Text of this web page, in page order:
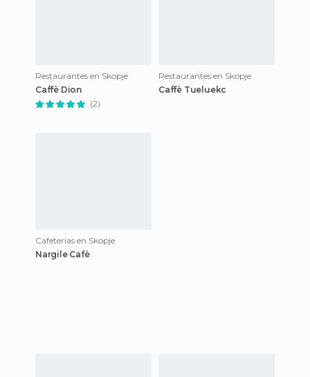
Restaurantes en Skopje
Caffè Dion
(2)
Restaurantes en Skopje
Caffè Tueluekc
Cafeterías en Skopje
Nargile Cafè